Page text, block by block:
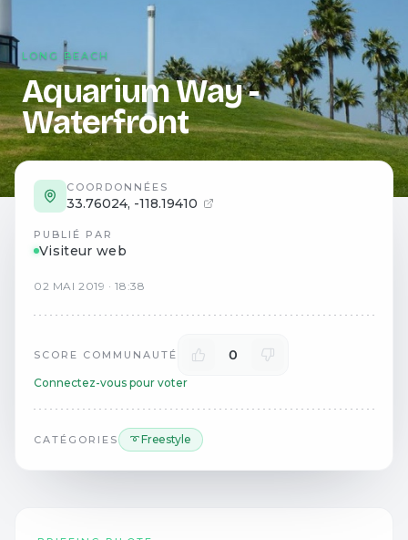
LONG BEACH
Aquarium Way -
Waterfront
COORDONNÉES
33.76024, -118.19410
PUBLIÉ PAR
Visiteur web
02 MAI 2019 ·18:38
SCORE COMMUNAUTÉ 0
Connectez-vous pour voter
CATÉGORIES ➰ Freestyle